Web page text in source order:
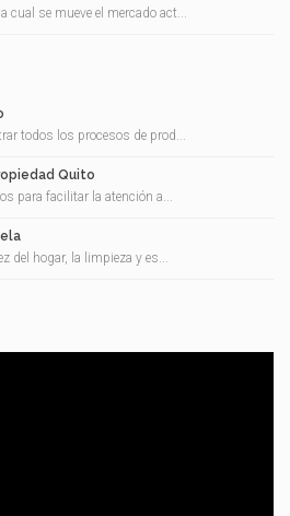
cual se mueve el mercado act...
todos los procesos de prod...
Quito
para facilitar la atención a...
del hogar, la limpieza y es...